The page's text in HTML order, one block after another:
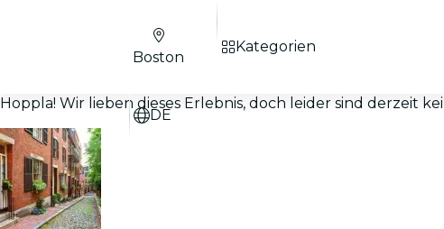
Boston
DE
Kategorien
Hoppla! Wir lieben dieses Erlebnis, doch leider sind derzeit